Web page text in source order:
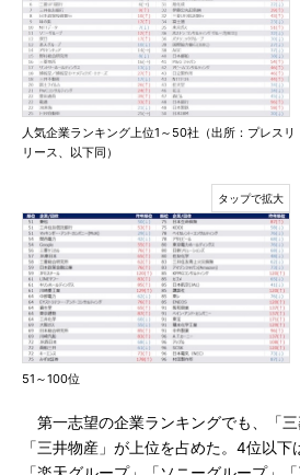
人気企業ランキング上位1～50社（出所：プレスリ
リース、以下同）
51～100位
第一志望の企業ランキングでも、「三
「三井物産」が上位を占めた。4位以下